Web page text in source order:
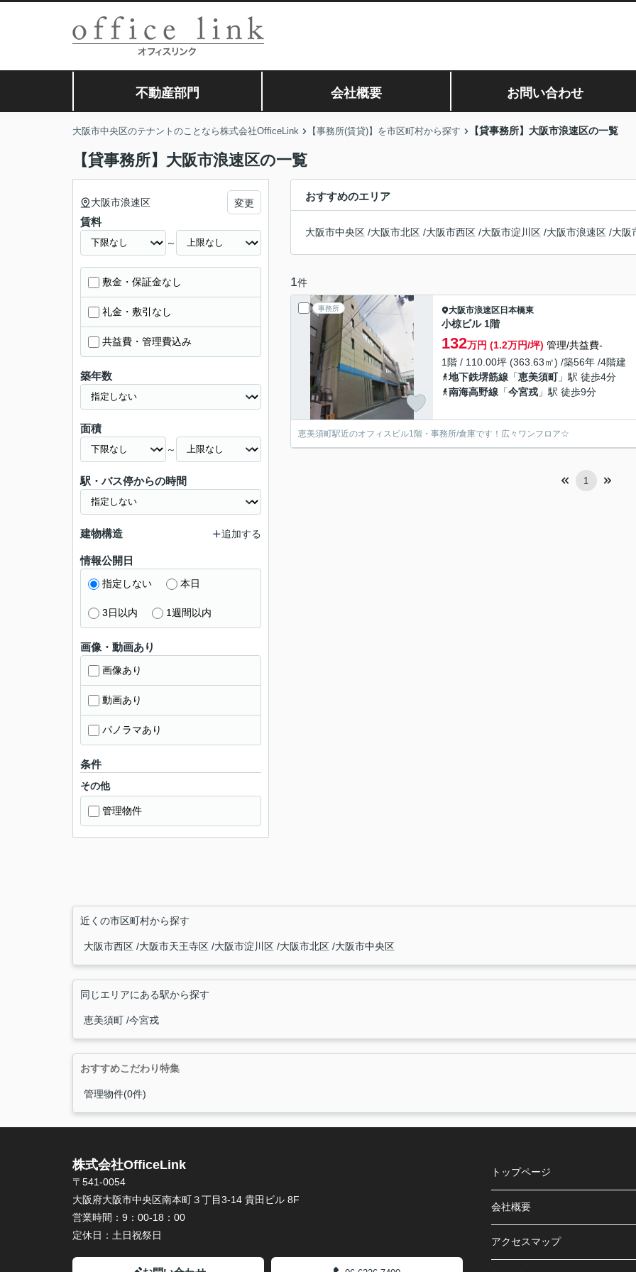
不動産部門 会社概要 お問い合わせ
大阪市中央区のテナントのことなら株式会社OfficeLink 【事務所(賃貸)】を市区町村から探す 【貸事務所】大阪市浪速区の一覧
【貸事務所】大阪市浪速区の一覧
おすすめのエリア
大阪市中央区 /大阪市北区 /大阪市西区 /大阪市淀川区 /大阪市浪速区 /大阪
1件
事務所 大阪市浪速区 日本橋東
小椋ビル 1階
132万円 (1.2万円/坪) 管理/共益費-
1階 / 110.00坪 (363.63㎡) /築56年 /4階建
地下鉄堺筋線 「恵美須町」駅 徒歩4分
南海高野線 「今宮戎 」駅 徒歩9分
恵美須町駅近のオフィスビル1階・事務所/倉庫です！広々ワンフロア☆
1
大阪市浪速区 変更
賃料
～
敷金・保証金なし
礼金・敷引なし
共益費・管理費込み
築年数
面積
～
駅・バス停からの時間
建物構造 追加する
情報公開日
指定しない 本日
3日以内 1週間以内
画像・動画あり
画像あり
動画あり
パノラマあり
条件
その他
管理物件
近くの市区町村から探す
大阪市西区 大阪市天王寺区 大阪市淀川区 大阪市北区 大阪市中央区
同じエリアにある駅から探す
恵美須町 今宮戎
おすすめこだわり特集
管理物件(0件)
株式会社OfficeLink
〒541-0054
大阪府大阪市中央区南本町３丁目3-14 貴田ビル 8F
営業時間： 9：00-18：00
定休日： 土日祝祭日
トップページ
会社概要
アクセスマップ